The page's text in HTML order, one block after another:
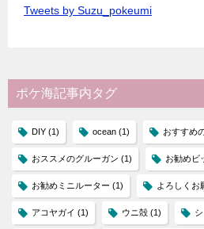
Tweets by Suzu_pokeumi
ポケ海記事内タグ
DIY (1) ocean (1) おすすめ
おススメのグルーガン (1) お勧めビ
お勧めミニルーター (1) よろしくお
アコヤガイ (1) ウニ殻 (1)